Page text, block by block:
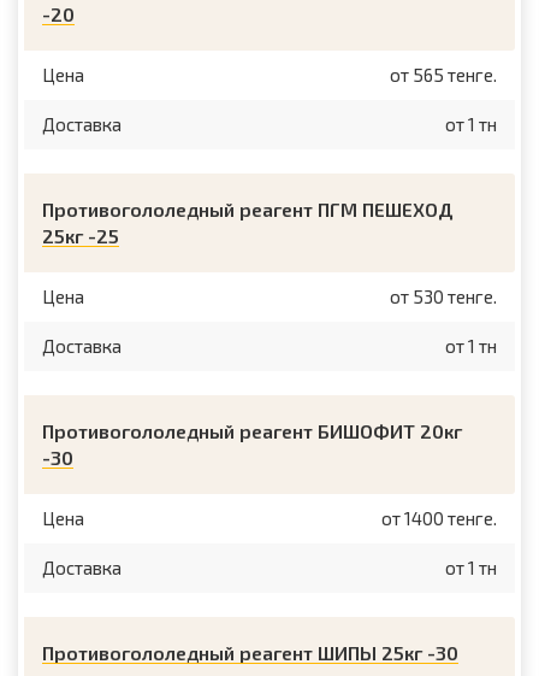
-20
Цена от 565 тенге.
Доставка от 1 тн
Противогололедный реагент ПГМ ПЕШЕХОД
25кг -25
Цена от 530 тенге.
Доставка от 1 тн
Противогололедный реагент БИШОФИТ 20кг
-30
Цена от 1400 тенге.
Доставка от 1 тн
Противогололедный реагент ШИПЫ 25кг -30